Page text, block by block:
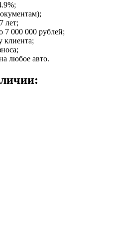
;
лет;
7 000 000 рублей;
клиента;
любое авто.